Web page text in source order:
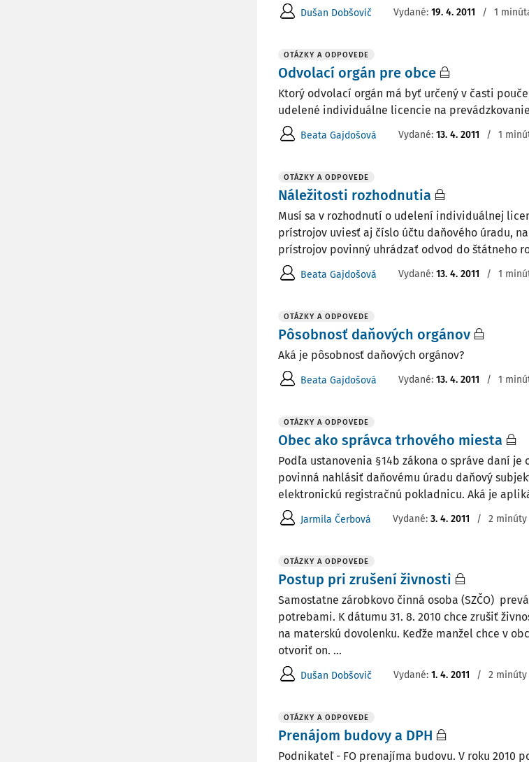
Dušan Dobšovič Vydané: 19. 4. 2011 / 1
OTÁZKY A ODPOVEDE
Odvolací orgán pre obce
Ktorý odvolací orgán má byť určený v časti
udelené individuálne licencie na
Beata Gajdošová Vydané: 13. 4. 2011 / 1
OTÁZKY A ODPOVEDE
Náležitosti rozhodnutia
Musí sa v rozhodnutí o udelení individuálnej
prístrojov uviesť aj číslo účtu daňového úradu,
prístrojov povinný uhrádzať odvod do štátneho
Beata Gajdošová Vydané: 13. 4. 2011 / 1
OTÁZKY A ODPOVEDE
Pôsobnosť daňových orgánov
Aká je pôsobnosť daňových orgánov?
Beata Gajdošová Vydané: 13. 4. 2011 / 1
OTÁZKY A ODPOVEDE
Obec ako správca trhového miesta
Podľa ustanovenia §14b zákona o správe daní
povinná nahlásiť daňovému úradu daňový
elektronickú registračnú pokladnicu. Aká je
Jarmila Čerbová Vydané: 3. 4. 2011 / 2
OTÁZKY A ODPOVEDE
Postup pri zrušení živnosti
Samostatne zárobkovo činná osoba (SZČO)
potrebami. K dátumu 31. 8. 2010 chce zrušiť
na materskú dovolenku. Keďže manžel chce v
otvoriť on. ...
Dušan Dobšovič Vydané: 1. 4. 2011 / 2
OTÁZKY A ODPOVEDE
Prenájom budovy a DPH
Podnikateľ - FO prenajíma budovu. V roku 2010